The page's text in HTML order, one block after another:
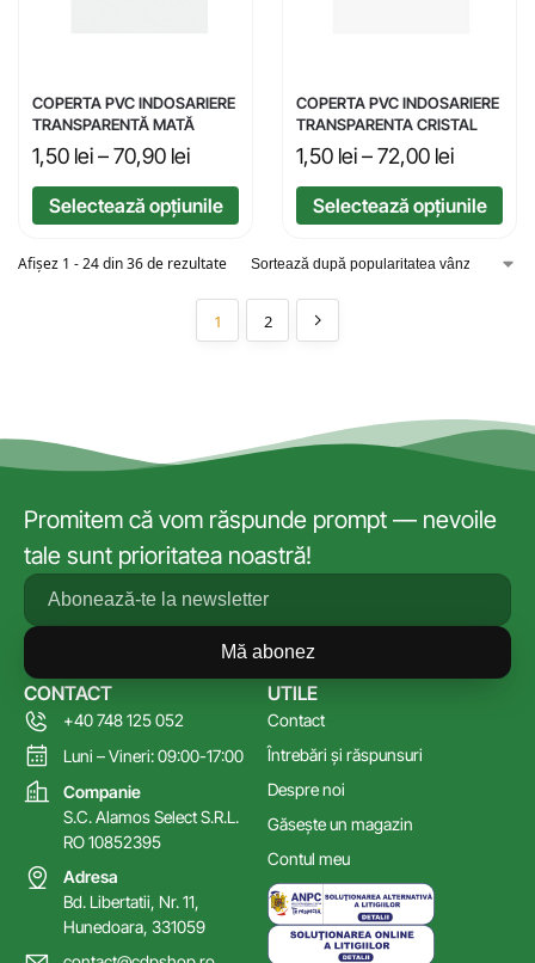
COPERTA PVC INDOSARIERE
TRANSPARENTĂ MATĂ
1,50 lei–70,90 lei
Selectează opțiunile
COPERTA PVC INDOSARIERE
TRANSPARENTA CRISTAL
1,50 lei–72,00 lei
Selectează opțiunile
Afișez 1 - 24 din 36 de rezultate
1 2
Promitem că vom răspunde prompt — nevoile
tale sunt prioritatea noastră!
Mă abonez
UTILE
Contact
Întrebări și răspunsuri
Despre noi
Găsește un magazin
Contul meu
CONTACT
+40 748 125 052
Luni – Vineri: 09:00-17:00
Companie
S.C. Alamos Select S.R.L.
RO 10852395
Adresa
Bd. Libertatii, Nr. 11,
Hunedoara, 331059